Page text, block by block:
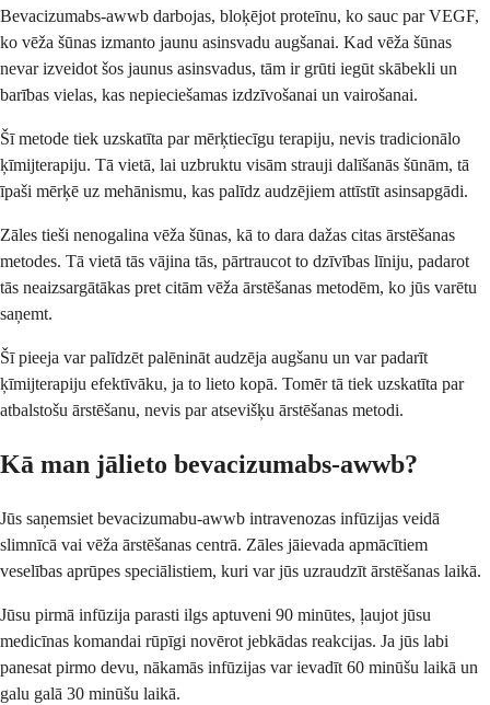
Bevacizumabs-awwb darbojas, bloķējot proteīnu, ko sauc par VEGF,
ko vēža šūnas izmanto jaunu asinsvadu augšanai. Kad vēža šūnas
nevar izveidot šos jaunus asinsvadus, tām ir grūti iegūt skābekli un
barības vielas, kas nepieciešamas izdzīvošanai un vairošanai.
Šī metode tiek uzskatīta par mērķtiecīgu terapiju, nevis tradicionālo
ķīmijterapiju. Tā vietā, lai uzbruktu visām strauji dalīšanās šūnām, tā
īpaši mērķē uz mehānismu, kas palīdz audzējiem attīstīt asinsapgādi.
Zāles tieši nenogalina vēža šūnas, kā to dara dažas citas ārstēšanas
metodes. Tā vietā tās vājina tās, pārtraucot to dzīvības līniju, padarot
tās neaizsargātākas pret citām vēža ārstēšanas metodēm, ko jūs varētu
saņemt.
Šī pieeja var palīdzēt palēnināt audzēja augšanu un var padarīt
ķīmijterapiju efektīvāku, ja to lieto kopā. Tomēr tā tiek uzskatīta par
atbalstošu ārstēšanu, nevis par atsevišķu ārstēšanas metodi.
Kā man jālieto bevacizumabs-awwb?
Jūs saņemsiet bevacizumabu-awwb intravenozas infūzijas veidā
slimnīcā vai vēža ārstēšanas centrā. Zāles jāievada apmācītiem
veselības aprūpes speciālistiem, kuri var jūs uzraudzīt ārstēšanas laikā.
Jūsu pirmā infūzija parasti ilgs aptuveni 90 minūtes, ļaujot jūsu
medicīnas komandai rūpīgi novērot jebkādas reakcijas. Ja jūs labi
panesat pirmo devu, nākamās infūzijas var ievadīt 60 minūšu laikā un
galu galā 30 minūšu laikā.